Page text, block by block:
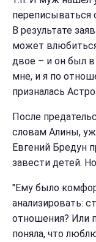
переписываться
В результате
может
двое – и он был
мне, и я по
призналась
После
словам Алины,
Евгений Бредун
завести детей.
"Ему было
анализировать:
отношения? Или
поняла, что